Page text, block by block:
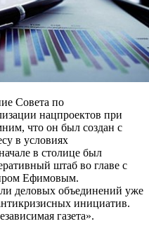
Совета по
нацпроектов при
что он был создан с
в условиях
в столице был
штаб во главе с
Ефимовым.
деловых объединений уже
инициатив.
газета».